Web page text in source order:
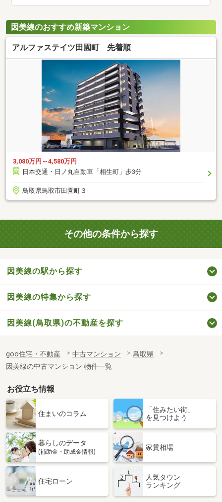
因美線のおすすめ新築マンション
アルファステイツ田園町 先着順
3,080万円～4,580万円
日本交通・日ノ丸自動車「相生町」歩3分
鳥取県鳥取市田園町３
その他の条件から探す
因美線の駅から探す
因美線の特集から探す
因美線(鳥取県)の不動産を探す
goo住宅・不動産 中古マンション
鳥取県
因美線の中古マンション 物件一覧
お役立ち情報
住まいのコラム
「住みたい街」
を見つけよう
暮らしのデータ
(補助金・助成金情報)
家賃相場
住宅ローン
人気タウン
ランキング